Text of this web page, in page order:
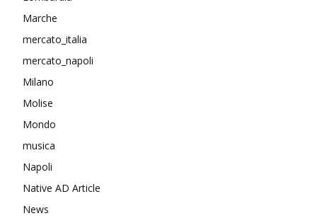
Marche
mercato_italia
mercato_napoli
Milano
Molise
Mondo
musica
Napoli
Native AD Article
News